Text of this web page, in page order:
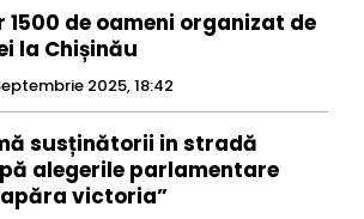
1500 de oameni organizat de
la Chișinău
2025, 18:42
susținătorii in stradă
alegerile parlamentare
victoria”